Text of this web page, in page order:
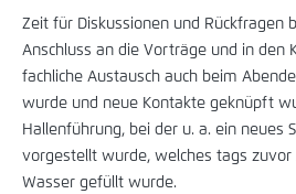
Zeit für Diskussionen und Rückfragen
Anschluss an die Vorträge und in den
fachliche Austausch auch beim
wurde und neue Kontakte geknüpft
Hallenführung, bei der u. a. ein neues
vorgestellt wurde, welches tags
Wasser gefüllt wurde.